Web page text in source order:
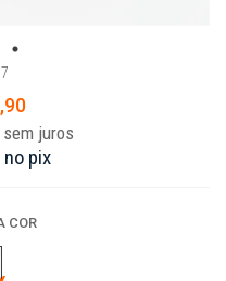
sem juros
no pix
COR